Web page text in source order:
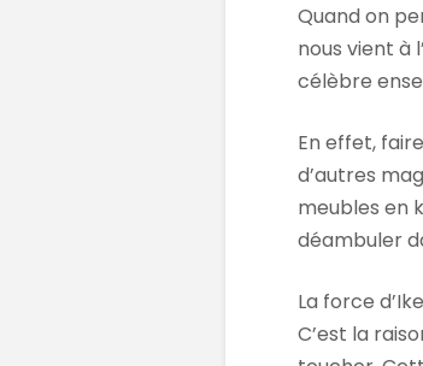
Quand on
nous vient à
célèbre
En effet,
d’autres
meubles en
déambuler
La force
C’est la